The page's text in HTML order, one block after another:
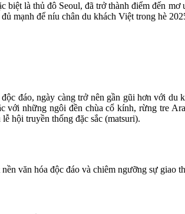
biệt là thủ đô Seoul, đã trở thành điểm đến
mạnh để níu chân du khách Việt trong hè
đáo, ngày càng trở nên gần gũi hơn với
với những ngôi đền chùa cổ kính, rừng tre
hội truyền thống đặc sắc (matsuri).
văn hóa độc đáo và chiêm ngưỡng sự giao